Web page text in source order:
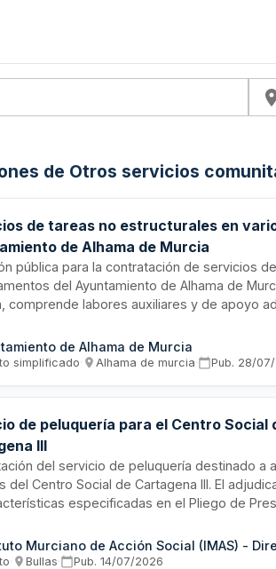
de Otros servicios
de tareas no estructurales en
de Alhama de Murcia
pública para la contratación de servicios
del Ayuntamiento de Alhama de
comprende labores auxiliares y de apoyo
Este tipo de contratación permite al
cubrir necesidades puntuales y tareas
de Alhama de Murcia
simplificado· Alhama de murcia· Pub. 28/
de peluquería para el Centro Social
III
del servicio de peluquería destinado a
del Centro Social de Cartagena III. El
especificadas en el Pliego de
no asume compromiso
y gastos derivados de sus
Murciano de Acción Social (IMAS) -
· Bullas· Pub.14/07/2026